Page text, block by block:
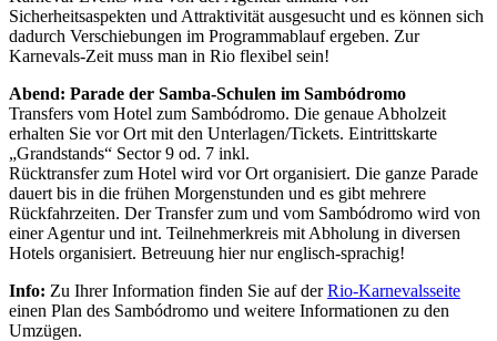
Sicherheitsaspekten und Attraktivität ausgesucht und es können sich
dadurch Verschiebungen im Programmablauf ergeben. Zur
Karnevals-Zeit muss man in Rio flexibel sein!
Abend: Parade der Samba-Schulen im Sambódromo
Transfers vom Hotel zum Sambódromo. Die genaue Abholzeit
erhalten Sie vor Ort mit den Unterlagen/Tickets. Eintrittskarte
„Grandstands“ Sector 9 od. 7 inkl.
Rücktransfer zum Hotel wird vor Ort organisiert. Die ganze Parade
dauert bis in die frühen Morgenstunden und es gibt mehrere
Rückfahrzeiten. Der Transfer zum und vom Sambódromo wird von
einer Agentur und int. Teilnehmerkreis mit Abholung in diversen
Hotels organisiert. Betreuung hier nur englisch-sprachig!
Info: Zu Ihrer Information finden Sie auf derRio-Karnevalsseite
einen Plan des Sambódromo und weitere Informationen zu den
Umzügen.